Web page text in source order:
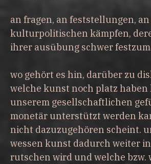
an fragen, an feststellungen,
kulturpolitischen kämpfen,
ihrer ausübung schwer
wo gehört es hin, darüber zu
welche kunst noch platz haben
unserem gesellschaftlichen
monetär unterstützt werden
nicht dazuzugehören scheint.
wessen kunst dadurch weiter
rutschen wird und welche bzw.